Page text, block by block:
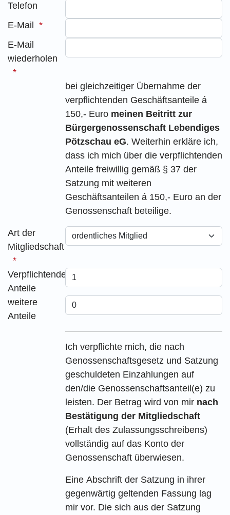
Telefon
E-Mail
E-Mail
wiederholen
bei gleichzeitiger Übernahme der
verpflichtenden Geschäftsanteile á
150,- Euro meinen Beitritt zur
Bürgergenossenschaft Lebendiges
Pötzschau eG. Weiterhin erkläre ich,
dass ich mich über die verpflichtenden
Anteile freiwillig gemäß § 37 der
Satzung mit weiteren
Geschäftsanteilen á 150,- Euro an der
Genossenschaft beteilige.
Art der
Mitgliedschaft
Verpflichtende
Anteile
weitere
Anteile
Ich verpflichte mich, die nach
Genossenschaftsgesetz und Satzung
geschuldeten Einzahlungen auf
den/die Genossenschaftsanteil(e) zu
leisten. Der Betrag wird von mir nach
Bestätigung der Mitgliedschaft
(Erhalt des Zulassungsschreibens)
vollständig auf das Konto der
Genossenschaft überwiesen.
Eine Abschrift der Satzung in ihrer
gegenwärtig geltenden Fassung lag
mir vor. Die sich aus der Satzung